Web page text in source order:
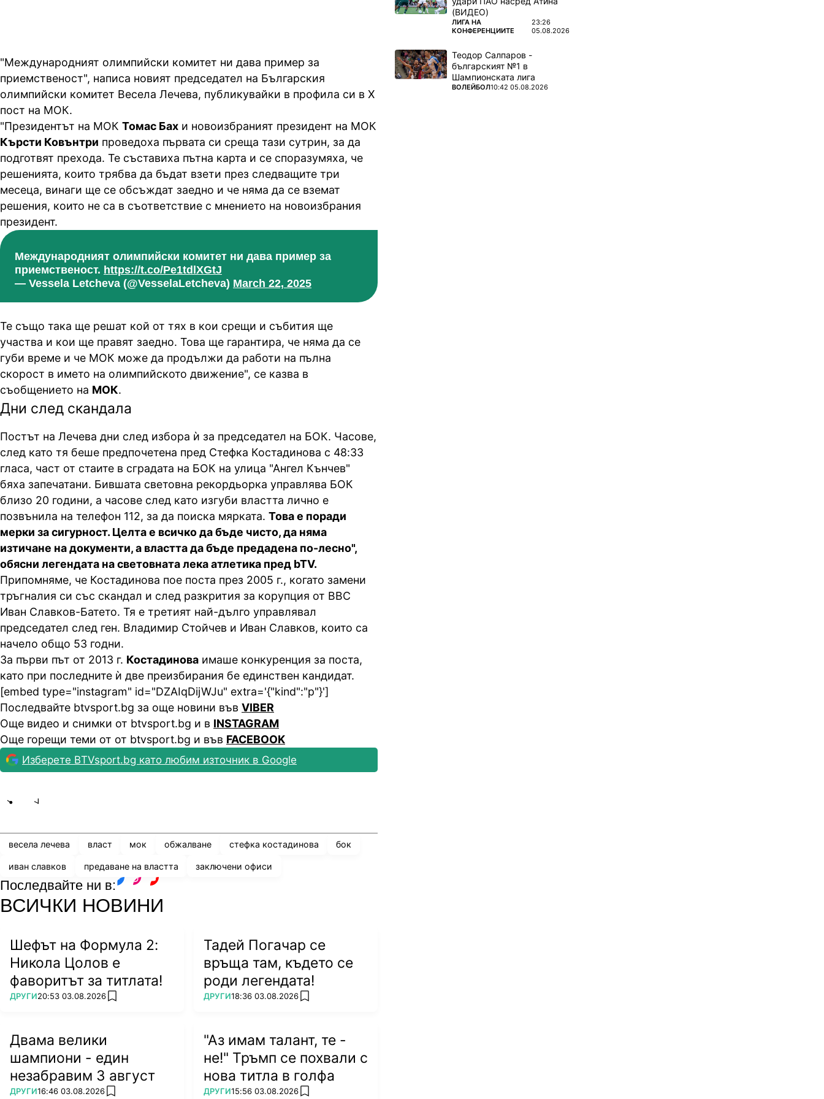
"Международният олимпийски комитет ни дава пример за
приемственост", написа новият председател на Българския
олимпийски комитет Весела Лечева, публикувайки в профила си в Х
пост на МОК.
"Президентът на МОК Томас Бах и новоизбраният президент на МОК
Кърсти Ковънтри проведоха първата си среща тази сутрин, за да
подготвят прехода. Те съставиха пътна карта и се споразумяха, че
решенията, които трябва да бъдат взети през следващите три
месеца, винаги ще се обсъждат заедно и че няма да се вземат
решения, които не са в съответствие с мнението на новоизбрания
президент.
Международният олимпийски комитет ни дава пример за
приемственост. https://t.co/Pe1tdlXGtJ
— Vessela Letcheva (@VesselaLetcheva) March 22, 2025
Те също така ще решат кой от тях в кои срещи и събития ще
участва и кои ще правят заедно. Това ще гарантира, че няма да се
губи време и че МОК може да продължи да работи на пълна
скорост в името на олимпийското движение", се казва в
съобщението на МОК.
Дни след скандала
Постът на Лечева дни след избора ѝ за председател на БОК. Часове,
след като тя беше предпочетена пред Стефка Костадинова с 48:33
гласа, част от стаите в сградата на БОК на улица "Ангел Кънчев"
бяха запечатани. Бившата световна рекордьорка управлява БОК
близо 20 години, а часове след като изгуби властта лично е
позвънила на телефон 112, за да поиска мярката. Това е поради
мерки за сигурност. Целта е всичко да бъде чисто, да няма
изтичане на документи, а властта да бъде предадена по-лесно",
обясни легендата на световната лека атлетика пред bTV.
Припомняме, че Костадинова пое поста през 2005 г., когато замени
тръгналия си със скандал и след разкрития за корупция от ВВС
Иван Славков-Батето. Тя е третият най-дълго управлявал
председател след ген. Владимир Стойчев и Иван Славков, които са
начело общо 53 годни.
За първи път от 2013 г. Костадинова имаше конкуренция за поста,
като при последните ѝ две преизбирания бе единствен кандидат.
[embed type="instagram" id="DZAIqDijWJu" extra='{"kind":"p"}']
Последвайте btvsport.bg за още новини във VIBER
Още видео и снимки от btvsport.bg и в INSTAGRAM
Още горещи теми от от btvsport.bg и във FACEBOOK
Изберете BTVsport.bg като любим източник в Google
весела лечева власт мок обжалване стефка костадинова бок
иван славков предаване на властта заключени офиси
Последвайте ни в:
ВСИЧКИ НОВИНИ
Шефът на Формула 2:
Никола Цолов е
фаворитът за титлата!
ПОВЕЧЕ ОТ
ДРУГИ20:53 03.08.2026 add favorites
Тадей Погачар се
връща там, където се
роди легендата!
ПОВЕЧЕ ОТ
ДРУГИ18:36 03.08.2026 add favorites
Двама велики
шампиони - един
незабравим 3 август
ПОВЕЧЕ ОТ
ДРУГИ16:46 03.08.2026 add favorites
"Аз имам талант, те -
не!" Тръмп се похвали с
нова титла в голфа
ПОВЕЧЕ ОТ
ДРУГИ15:56 03.08.2026 add favorites
(ВИДЕО)
ПОВЕЧЕ ОТ
ЛИГА НА
КОНФЕРЕНЦИИТЕ
23:26
05.08.2026
Теодор Салпаров -
българският №1 в
Шампионската лига
ПОВЕЧЕ ОТ
ВОЛЕЙБОЛ10:42 05.08.2026